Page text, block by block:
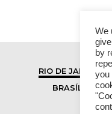
RIO DE JANEIRO
BRASÍLIA
We
by
you